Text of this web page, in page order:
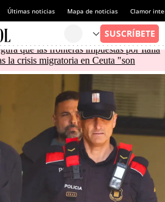
Últimas noticias Mapa de noticias Clamor
que las fronteras impuestas por Italia
la crisis migratoria en Ceuta "son